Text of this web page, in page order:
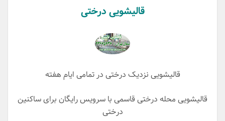
قالیشویی درختی
قالیشویی نزدیک درختی در تمامی ایام هفته
قالیشویی محله درختی قاسمی با سرویس رایگان برای ساکنین
درختی